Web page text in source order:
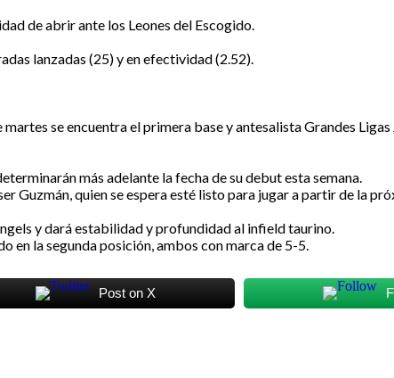
de abrir ante los Leones del Escogido.
lanzadas (25) y en efectividad (2.52).
se encuentra el primera base y antesalista Grandes
más adelante la fecha de su debut esta semana.
Guzmán, quien se espera esté listo para jugar a partir de la
y dará estabilidad y profundidad al infield taurino.
en la segunda posición, ambos con marca de 5-5.
Post on X